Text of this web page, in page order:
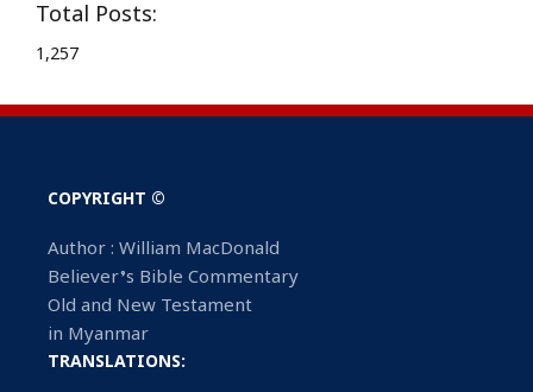
Total Posts:
1,257
COPYRIGHT ©
Author : William MacDonald
Believer’s Bible Commentary
Old and New Testament
in Myanmar
TRANSLATIONS: